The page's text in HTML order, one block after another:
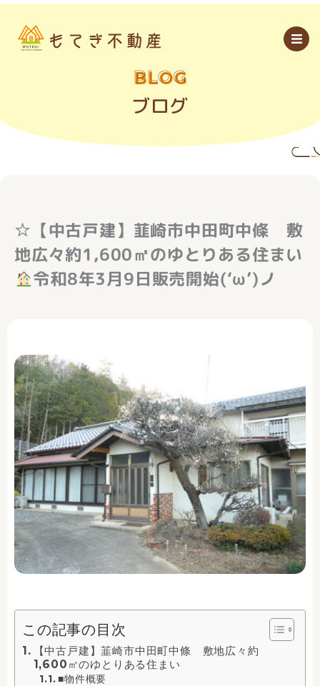
内
BLOG
ブログ
☆【中古戸建】韮崎市中田町中條 敷
地広々約1,600㎡のゆとりある住まい
令和8年3月9日販売開始(‘ω’)ノ
この記事の目次
【中古戸建】韮崎市中田町中條 敷地広々約
1,600㎡のゆとりある住まい
■物件概要